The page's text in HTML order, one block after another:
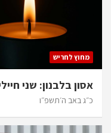
מחוץ לחריש
אסון בלבנון: שני
כ״ג באב ה׳תשפ״ו